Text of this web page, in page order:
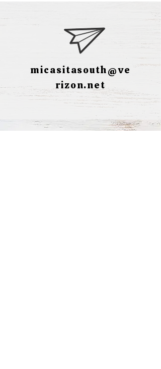
micasitasouth@ve
rizon.net